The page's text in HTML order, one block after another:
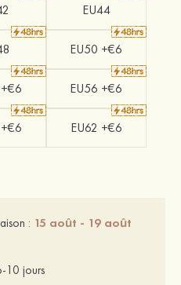
EU44
EU50 +€6
EU56 +€6
EU62 +€6
: 15 août - 19 août
10 jours